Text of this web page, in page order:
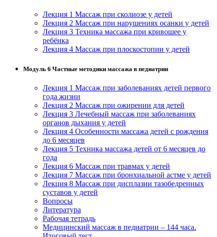
Лекция 1 Массаж при сколиозе у детей
Лекция 2 Массаж при нарушениях осанки у детей
Лекция 3 Техника массажа при кривошее у
ребёнка
Лекция 4 Массаж при плоскостопии у детей
Модуль 6 Частные методики массажа в педиатрии
Лекция 1 Массаж при заболеваниях детей первого
года жизни
Лекция 2 Массаж при ожирении для детей
Лекция 3 Лечебный массаж при заболеваниях
органов дыхания у детей
Лекция 4 Особенности массажа детей с рождения
до 6 месяцев
Лекция 5 Техника массажа детей от 6 месяцев до
года
Лекция 6 Массаж при травмах у детей
Лекция 7 Массаж при бронхиальной астме у детей
Лекция 8 Массаж при дисплазии тазобедренных
суставов у детей
Вопросы
Литература
Рабочая тетрадь
Медицинский массаж в педиатрии – 144 часа.